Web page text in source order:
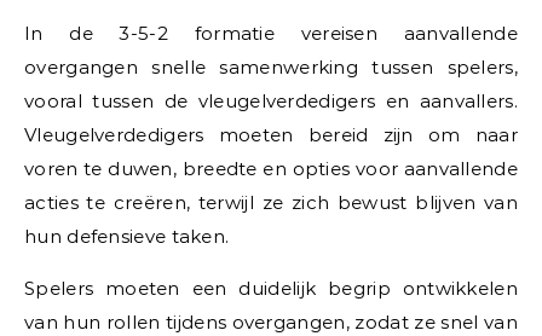
In de 3-5-2 formatie vereisen aanvallende
overgangen snelle samenwerking tussen spelers,
vooral tussen de vleugelverdedigers en aanvallers.
Vleugelverdedigers moeten bereid zijn om naar
voren te duwen, breedte en opties voor aanvallende
acties te creëren, terwijl ze zich bewust blijven van
hun defensieve taken.
Spelers moeten een duidelijk begrip ontwikkelen
van hun rollen tijdens overgangen, zodat ze snel van